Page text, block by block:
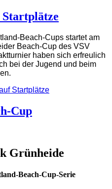
Beach-Cups startet am
Beach-Cup des VSV
haben sich erfreulich
bei der Jugend und beim
Startplätze
Cup
Grünheide
Beach-Cup-Serie